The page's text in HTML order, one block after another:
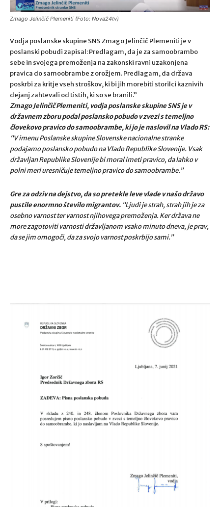
Zmago Jelinčič Plemeniti (Foto: Nova24tv)
Vodja poslanske skupine SNS Zmago Jelinčič Plemeniti je v
poslanski pobudi zapisal: Predlagam, da je za samoobrambo
sebe in svojega premoženja na zakonski ravni uzakonjena
pravica do samoobrambe z orožjem. Predlagam, da država
poskrbi za kritje vseh stroškov, ki bi jih morebiti storilci kaznivih
dejanj zahtevali od tistih, ki so se branili.”
Zmago Jelinčič Plemeniti, vodja poslanske skupine SNS je v
državnem zboru podal poslansko pobudo v zvezi s temeljno
človekovo pravico do samoobrambe, ki jo je naslovil na Vlado RS:
“V imenu Poslanske skupine Slovenske nacionalne stranke
podajamo poslansko pobudo na Vlado Republike Slovenije. Vsak
državljan Republike Slovenije bi moral imeti pravico, da lahko v
polni meri uresničuje temeljno pravico do samoobrambe.”
Gre za odziv na dejstvo, da so pretekle leve vlade v našo državo
pustile enormno število migrantov. “Ljudi je strah, strah jih je za
osebno varnost ter varnost njihovega premoženja. Ker država ne
more zagotoviti varnosti državljanom vsako minuto dneva, je prav,
da se jim omogoči, da za svojo varnost poskrbijo sami.”